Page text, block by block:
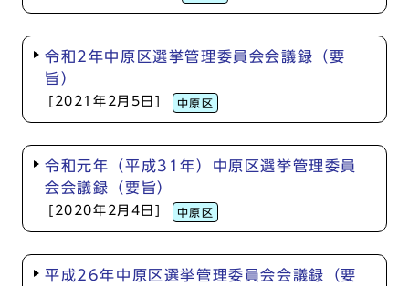
令和2年中原区選挙管理委員会会議録（要
旨）
[2021年2月5日] 中原区
令和元年（平成31年）中原区選挙管理委員
会会議録（要旨）
[2020年2月4日] 中原区
平成26年中原区選挙管理委員会会議録（要